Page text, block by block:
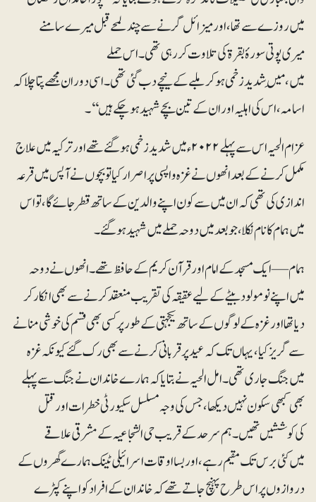
میں روزے سے تھا، اور میزائل گرنے سے چند لمحے قبل میرے سامنے
میری پوتی سورۂ بقرۃ کی تلاوت کر رہی تھی۔ اس حملے
میں، مَیں شدید زخمی ہوکر ملبے کے نیچے دب گئی تھی۔ اسی دوران مجھے پتا چلا کہ
اسامہ، اس کی اہلیہ اور ان کے تین بچے شہید ہو چکے ہیں‘‘۔
عزام الحیہ اس سے پہلے ۲۰۲۲ء میں شدید زخمی ہوگئے تھے اور ترکیہ میں علاج
مکمل کرنے کے بعد انھوں نے غزہ واپسی پر اصرار کیا تو بچوں نے آپس میں قرعہ
اندازی کی تھی کہ ان میں سے کون اپنے والدین کے ساتھ قطر جائے گا، تو اس
میں ہمام کا نام نکلا، جو بعد میں دوحہ حملے میں شہید ہوگئے۔
ہمام — ایک مسجد کے امام اور قرآن کریم کے حافظ تھے۔ انھوں نے دوحہ
میں اپنے نومولود بیٹے کے لیے عقیقہ کی تقریب منعقد کرنے سے بھی انکار کر
دیا تھا اور غزہ کے لوگوں کے ساتھ یکجہتی کے طور پر کسی بھی قسم کی خوشی منانے
سے گریز کیا، یہاں تک کہ عید پر قربانی کرنے سے بھی رک گئے کیونکہ غزہ
میں جنگ جاری تھی۔ امل الحیہ نے بتایا کہ ہمارے خاندان نے جنگ سے پہلے
بھی کبھی سکون نہیں دیکھا، جس کی وجہ مسلسل سکیورٹی خطرات اور قتل
کی کوششیں تھیں۔ ہم سرحد کے قریب حی الشجاعیہ کے مشرقی علاقے
میں کئی برس تک مقیم رہے، اور بسا اوقات اسرائیلی ٹینک ہمارے گھروں کے
دروازوں پر اس طرح پہنچ جاتے تھے کہ خاندان کے افراد کو اپنے کپڑے